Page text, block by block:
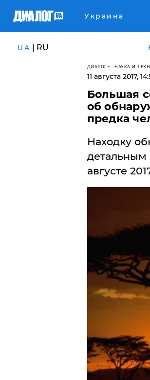
Украина
UA | RU
ДИАЛОГ НАУКА И
11 августа 2017,
Большая
об
предка
Находку
детальным
августе